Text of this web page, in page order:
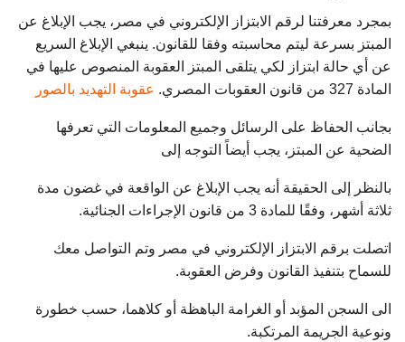
بمجرد معرفتنا لرقم الابتزاز الإلكتروني في مصر، يجب الإبلاغ عن
المبتز بسرعة ليتم محاسبته وفقا للقانون. ينبغي الإبلاغ السريع
عن أي حالة ابتزاز لكي يتلقى المبتز العقوبة المنصوص عليها في
المادة 327 من قانون العقوبات المصري.
عقوبة التهديد بالصور
بجانب الحفاظ على الرسائل وجميع المعلومات التي تعرفها
الضحية عن المبتز، يجب أيضاً التوجه إلى
بالنظر إلى الحقيقة أنه يجب الإبلاغ عن الواقعة في غضون مدة
ثلاثة أشهر، وفقًا للمادة 3 من قانون الإجراءات الجنائية.
اتصلت برقم الابتزاز الإلكتروني في مصر وتم التواصل معك
للسماح بتنفيذ القانون وفرض العقوبة.
الى السجن المؤبد أو الغرامة الباهظة أو كلاهما، حسب خطورة
ونوعية الجريمة المرتكبة.